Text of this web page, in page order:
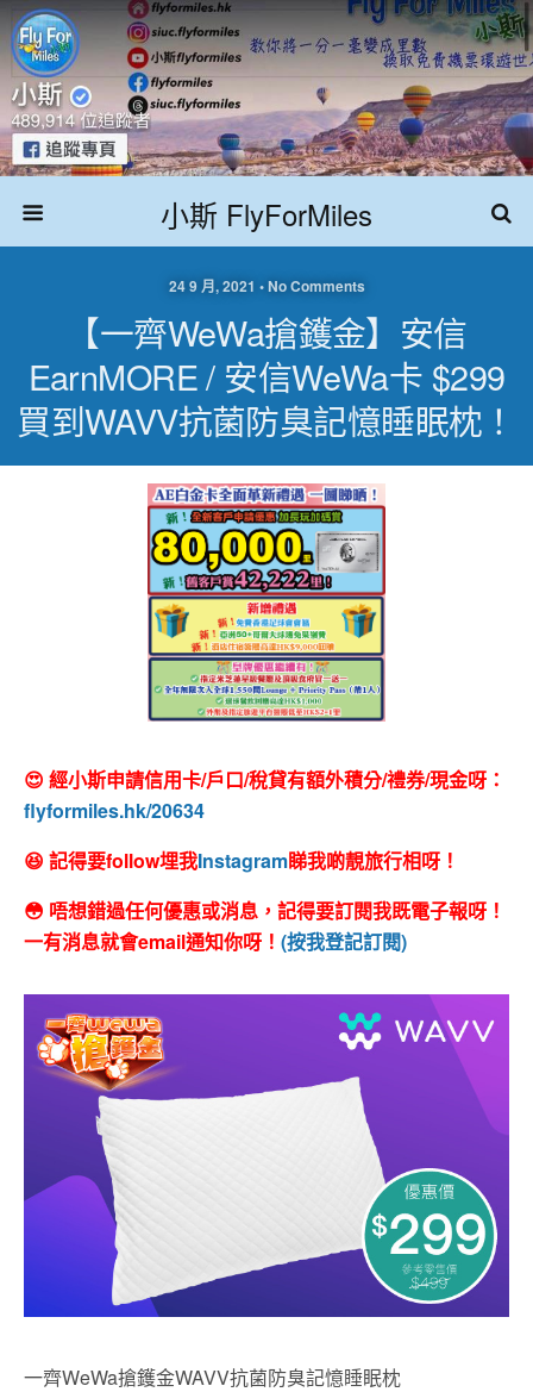
小斯 FlyForMiles
24 9 月, 2021 • No Comments
【一齊WeWa搶鑊金】安信
EarnMORE / 安信WeWa卡 $299
買到WAVV抗菌防臭記憶睡眠枕！
😍 經小斯申請信用卡/戶口/稅貸有額外積分/禮券/現金呀：
flyformiles.hk/20634
😆 記得要follow埋我Instagram睇我啲靚旅行相呀！
😳 唔想錯過任何優惠或消息，記得要訂閱我既電子報呀！
一有消息就會email通知你呀！ (按我登記訂閱)
一齊WeWa搶鑊金WAVV抗菌防臭記憶睡眠枕